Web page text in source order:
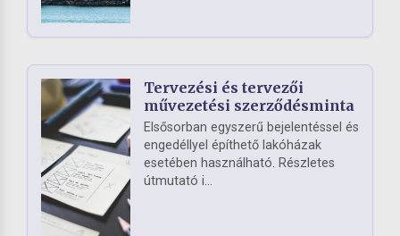
Tervezési és tervezői
művezetési szerződésminta
Elsősorban egyszerű bejelentéssel és
engedéllyel építhető lakóházak
esetében használható. Részletes
útmutató i...